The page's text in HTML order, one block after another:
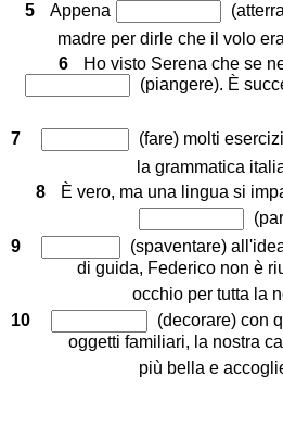
5
Appena
madre per dirle che il volo
6
Ho visto Serena che se
(piangere). È
7
(fare) molti
la grammatica
8
È vero, ma una lingua si
9
(spaventare)
di guida, Federico non è
occhio per tutta la
10
(decorare) con
oggetti familiari, la nostra
più bella e